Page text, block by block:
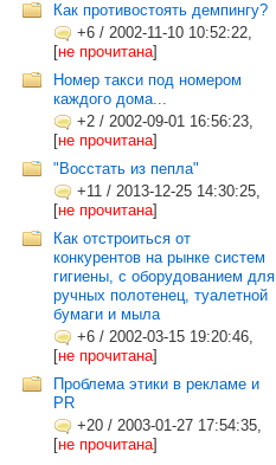
Как противостоять демпингу?
+6 / 2002-11-10 10:52:22,
[не прочитана]
Номер такси под номером
каждого дома...
+2 / 2002-09-01 16:56:23,
[не прочитана]
"Восстать из пепла"
+11 / 2013-12-25 14:30:25,
[не прочитана]
Как отстроиться от
конкурентов на рынке систем
гигиены, с оборудованием для
ручных полотенец, туалетной
бумаги и мыла
+6 / 2002-03-15 19:20:46,
[не прочитана]
Проблема этики в рекламе и
PR
+20 / 2003-01-27 17:54:35,
[не прочитана]